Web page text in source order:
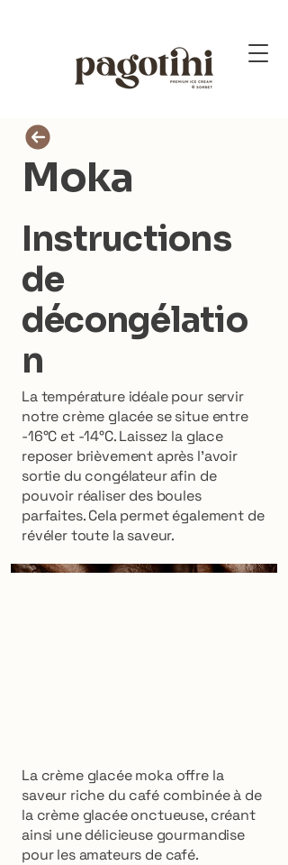
Moka
Instructions
de
décongélatio
n
La température idéale pour servir
notre crème glacée se situe entre
-16°C et -14°C. Laissez la glace
reposer brièvement après l'avoir
sortie du congélateur afin de
pouvoir réaliser des boules
parfaites. Cela permet également de
révéler toute la saveur.
La crème glacée moka offre la
saveur riche du café combinée à de
la crème glacée onctueuse, créant
ainsi une délicieuse gourmandise
pour les amateurs de café.